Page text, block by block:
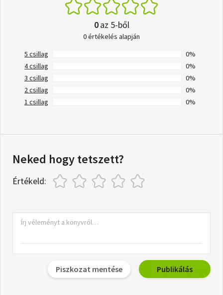
0az 5-ből
0 értékelés alapján
5 csillag
0%
4 csillag
0%
3 csillag
0%
2 csillag
0%
1 csillag
0%
Neked hogy tetszett?
Értékeld:
Piszkozat mentése Publikálás